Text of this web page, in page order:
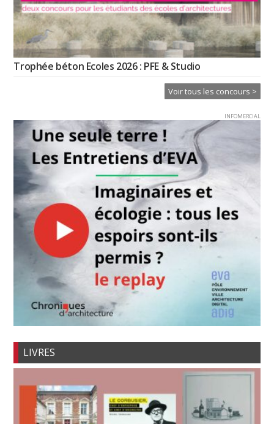
Trophée béton Ecoles 2026 : PFE & Studio
Voir tous les concours >
INFOMERCIAL
LIVRES